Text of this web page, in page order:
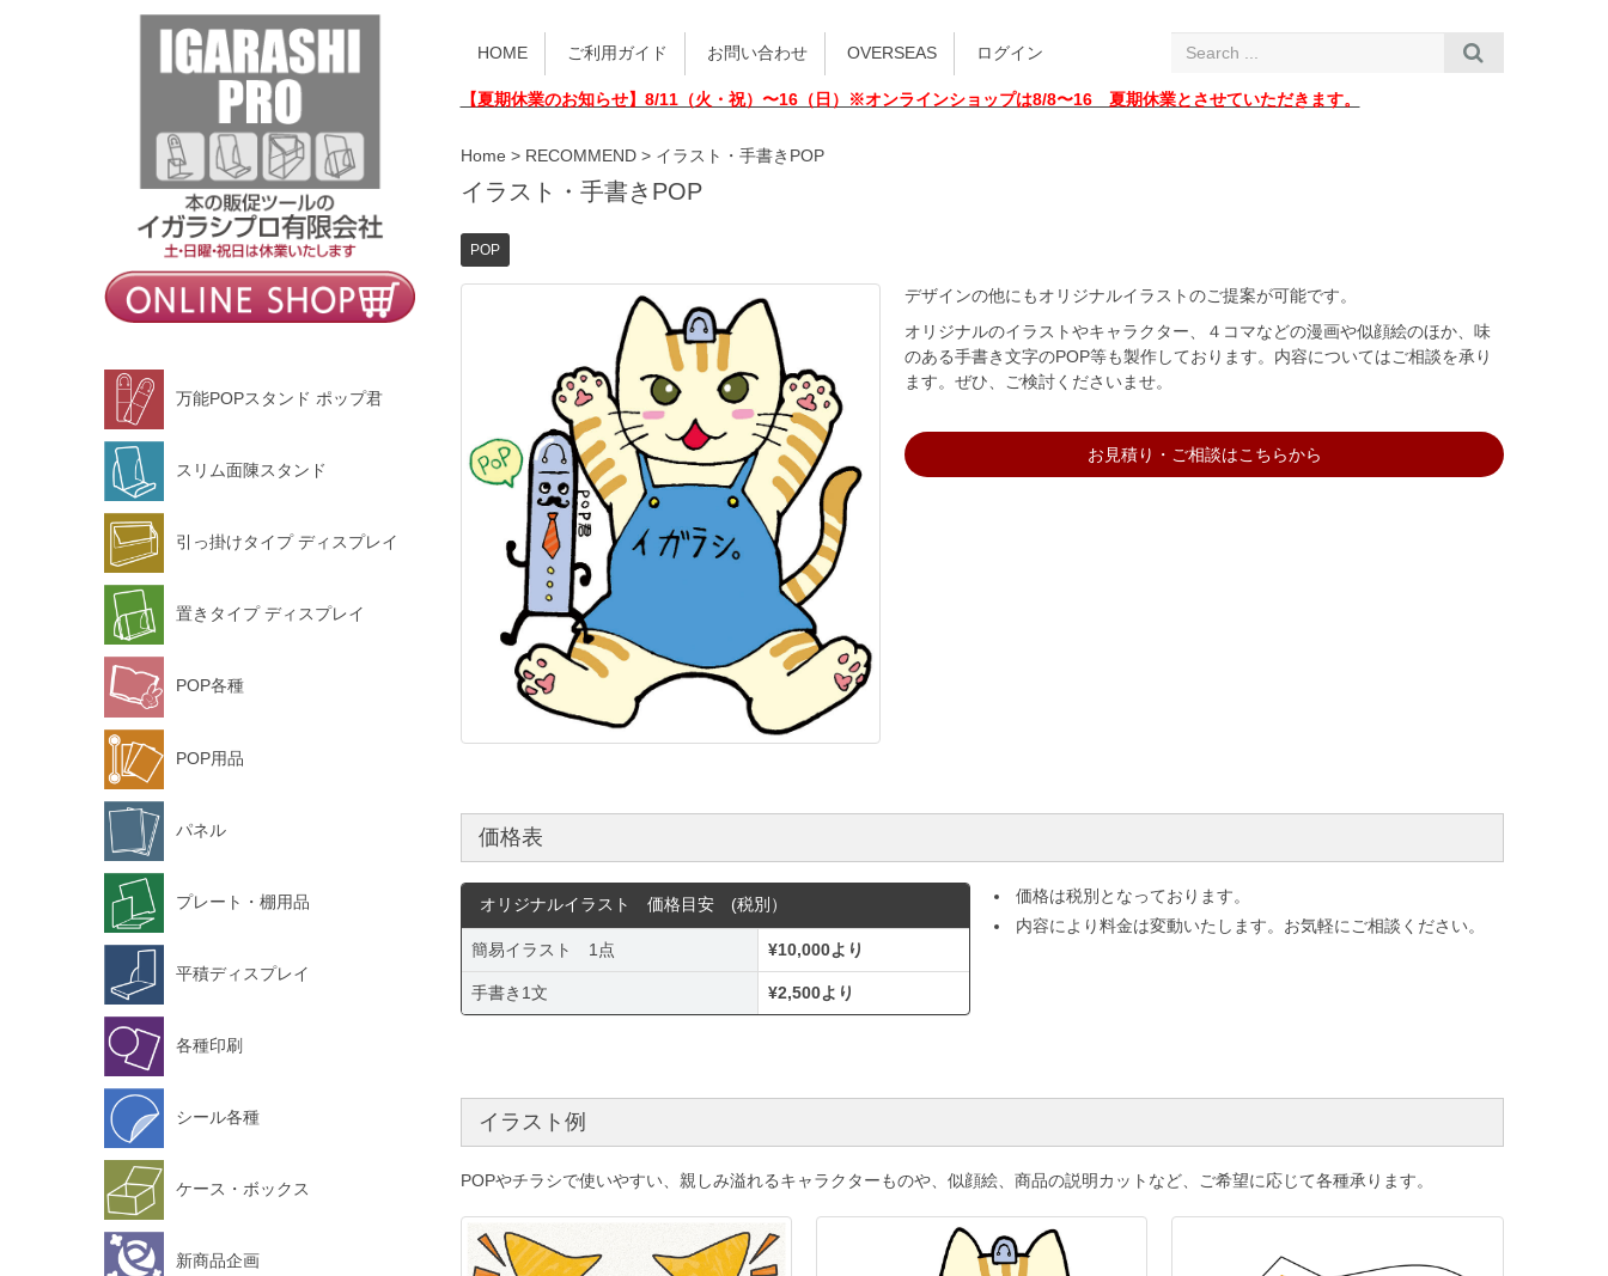
a
HOME ご利用ガイド お問い合わせ OVERSEAS ログイン
【夏期休業のお知らせ】8/11（火・祝）〜16（日）※オンラインショップは8/8〜16 夏期休業とさせていただきます。
Home > RECOMMEND >イラスト・手書きPOP
イラスト・手書きPOP
POP
デザインの他にもオリジナルイラストのご提案が可能です。
オリジナルのイラストやキャラクター、４コマなどの漫画や似顔絵のほか、味
のある手書き文字のPOP等も製作しております。内容についてはご相談を承り
ます。ぜひ、ご検討くださいませ。
お見積り・ご相談はこちらから
価格表
オリジナルイラスト 価格目安 (税別）
簡易イラスト 1点 ¥10,000より
手書き1文 ¥2,500より
価格は税別となっております。
内容により料金は変動いたします。お気軽にご相談ください。
イラスト例
POPやチラシで使いやすい、親しみ溢れるキャラクターものや、似顔絵、商品の説明カットなど、ご希望に応じて各種承ります。
万能POPスタンド ポップ君
スリム面陳スタンド
引っ掛けタイプ ディスプレイ
置きタイプ ディスプレイ
POP各種
POP用品
パネル
プレート・棚用品
平積ディスプレイ
各種印刷
シール各種
ケース・ボックス
新商品企画